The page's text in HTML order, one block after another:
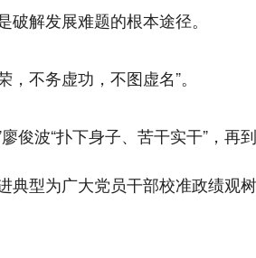
解发展难题的根本途径。
不务虚功，不图虚名”。
俊波“扑下身子、苦干实干”，再
典型为广大党员干部校准政绩观